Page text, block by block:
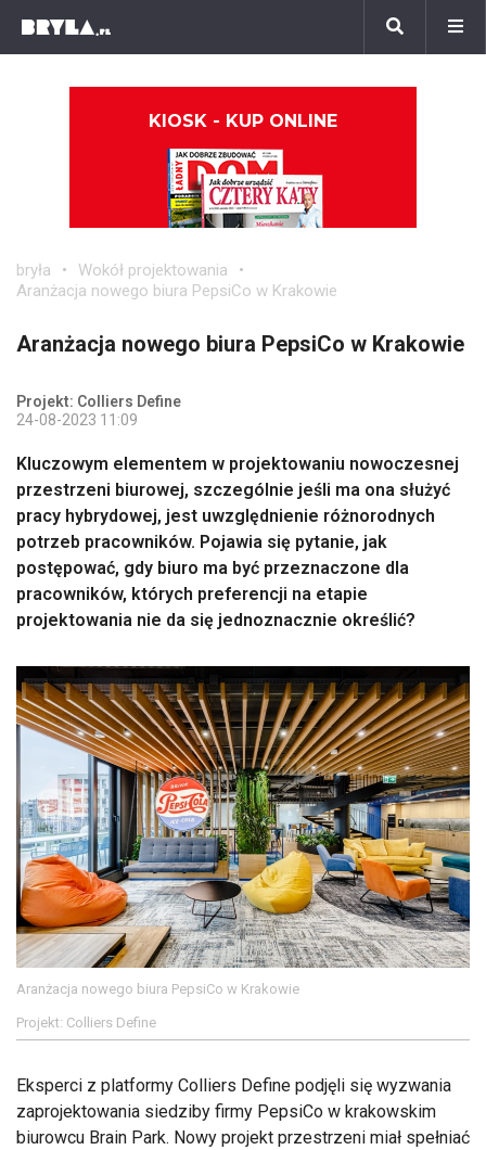
KIOSK - KUP ONLINE
bryła
Wokół projektowania
Aranżacja nowego biura PepsiCo w Krakowie
Aranżacja nowego biura PepsiCo w Krakowie
Projekt: Colliers Define
24-08-2023 11:09
Kluczowym elementem w projektowaniu nowoczesnej
przestrzeni biurowej, szczególnie jeśli ma ona służyć
pracy hybrydowej, jest uwzględnienie różnorodnych
potrzeb pracowników. Pojawia się pytanie, jak
postępować, gdy biuro ma być przeznaczone dla
pracowników, których preferencji na etapie
projektowania nie da się jednoznacznie określić?
Aranżacja nowego biura PepsiCo w Krakowie
Projekt: Colliers Define
Eksperci z platformy Colliers Define podjęli się wyzwania
zaprojektowania siedziby firmy PepsiCo w krakowskim
biurowcu Brain Park. Nowy projekt przestrzeni miał spełniać